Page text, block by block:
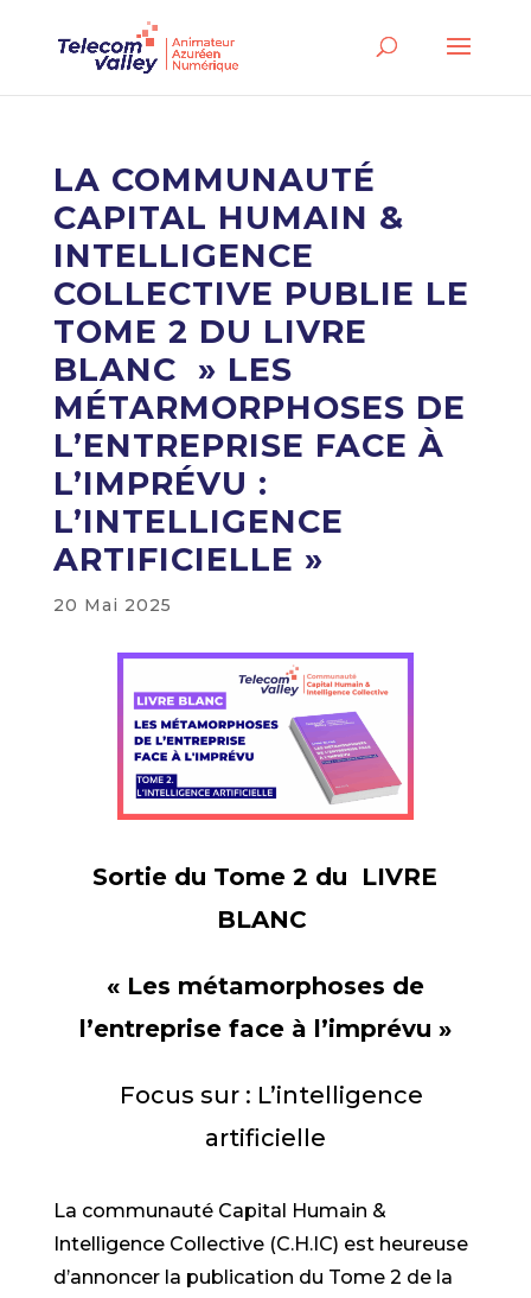
LA COMMUNAUTÉ
CAPITAL HUMAIN &
INTELLIGENCE
COLLECTIVE PUBLIE LE
TOME 2 DU LIVRE
BLANC » LES
MÉTARMORPHOSES DE
L’ENTREPRISE FACE À
L’IMPRÉVU :
L’INTELLIGENCE
ARTIFICIELLE »
20 Mai 2025
Sortie du Tome 2 du
LIVRE
BLANC
« Les métamorphoses de
l’entreprise face à l’imprévu »
Focus sur : L’intelligence
artificielle
La communauté Capital Humain &
Intelligence Collective (C.H.IC) est heureuse
d’annoncer la publication du Tome 2 de la